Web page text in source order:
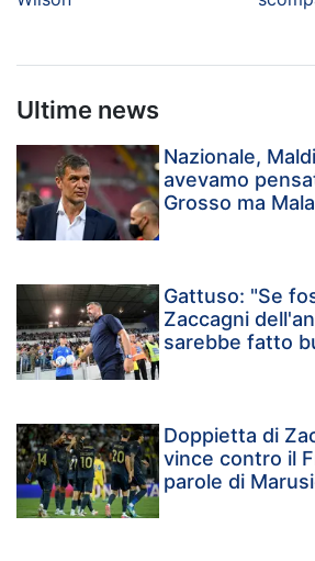
Ultime news
Nazionale,
avevamo
Grosso ma
Gattuso: "Se
Zaccagni
sarebbe fatto
Doppietta di
vince contro il
parole di